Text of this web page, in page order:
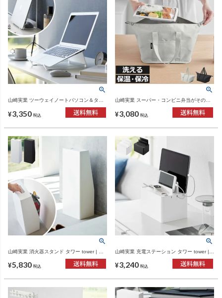
山崎実業 ツーウェイノートパソコン＆タブ
レットスタンド タワー tower | ノートパソコ
ンスタンド・タワーシリーズ
¥3,350 税込
山崎実業 スーパー・コンビニ弁当がそのま
ま入る洗えるお弁当バッグ | インテリア雑
貨・タワーシリーズ
¥3,080 税込
山崎実業 消火器スタンド タワー tower | イ
¥5,830 税込
山崎実業 充電ステーション タワー tower |
¥3,240 税込